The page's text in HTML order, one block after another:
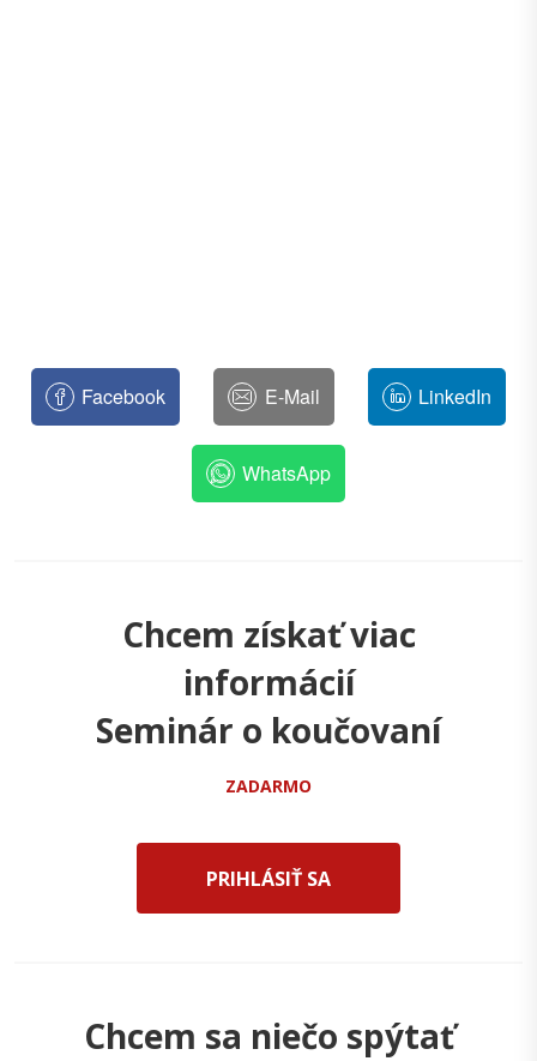
Facebook E-Mail LinkedIn
WhatsApp
Chcem získať viac
informácií
Seminár o koučovaní
ZADARMO
PRIHLÁSIŤ SA
Chcem sa niečo spýtať